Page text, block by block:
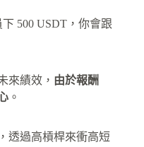
500 USDT，你會跟
來績效， 由於報酬
。
透過高槓桿來衝高短